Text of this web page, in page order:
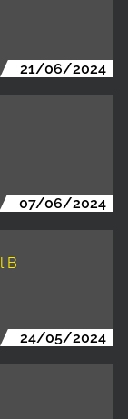
21/06/2024
07/06/2024
B
24/05/2024